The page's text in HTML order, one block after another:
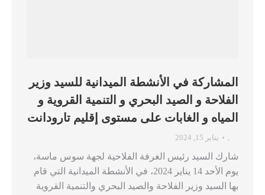
المشاركة في الأنشطة الميدانية للسيد وزير
الفلاحة و الصيد البحري و التنمية القروية و
المياه و الغابات على مستوى إقليم تارودانت
, يناير 15, 2024
شارك السيد رئيس الغرفة الفلاحية لجهة سوس ماسة،
يوم الأحد 14 يناير 2024، في الأنشطة الميدانية التي قام
بها السيد وزير الفلاحة والصيد البحري والتنمية القروية